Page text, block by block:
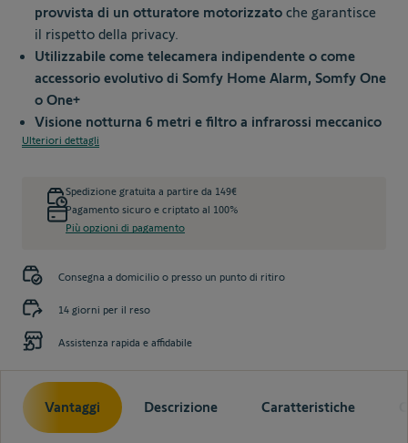
provvista di un otturatore motorizzato che garantisce
il rispetto della privacy.
Utilizzabile come telecamera indipendente o come
accessorio evolutivo di Somfy Home Alarm, Somfy One
o One+
Visione notturna 6 metri e filtro a infrarossi meccanico
Ulteriori dettagli
Spedizione gratuita a partire da 149€
Pagamento sicuro e criptato al 100%
Più opzioni di pagamento
Consegna a domicilio o presso un punto di ritiro
14 giorni per il reso
Assistenza rapida e affidabile
Vantaggi Descrizione Caratteristiche